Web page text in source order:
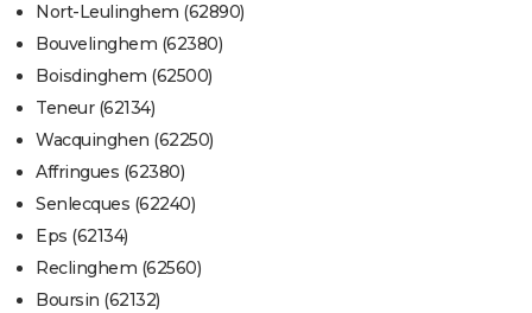
Nort-Leulinghem (62890)
Bouvelinghem (62380)
Boisdinghem (62500)
Teneur (62134)
Wacquinghen (62250)
Affringues (62380)
Senlecques (62240)
Eps (62134)
Reclinghem (62560)
Boursin (62132)